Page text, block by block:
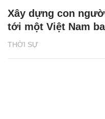
THỜI SỰ
Xây dựng con
tới một Việt Nam